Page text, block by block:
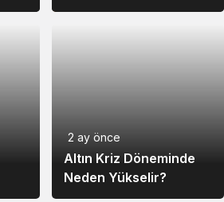
2 ay önce
Altın Kriz Döneminde
Neden Yükselir?